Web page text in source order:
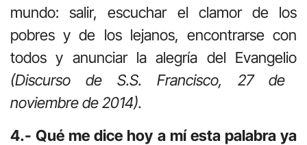
mundo: salir, escuchar el clamor de los
pobres y de los lejanos, encontrarse con
todos y anunciar la alegría del Evangelio
(Discurso de S.S. Francisco, 27 de
noviembre de 2014).
4.- Qué me dice hoy a mí esta palabra ya